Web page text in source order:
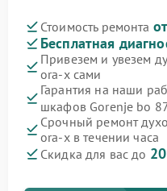
Стоимость ремонта
Бесплатная
Привезем и увезем
ora-x сами
Гарантия на наши
шкафов Gorenje bo
Срочный ремонт
ora-x в течении часа
Скидка для вас до